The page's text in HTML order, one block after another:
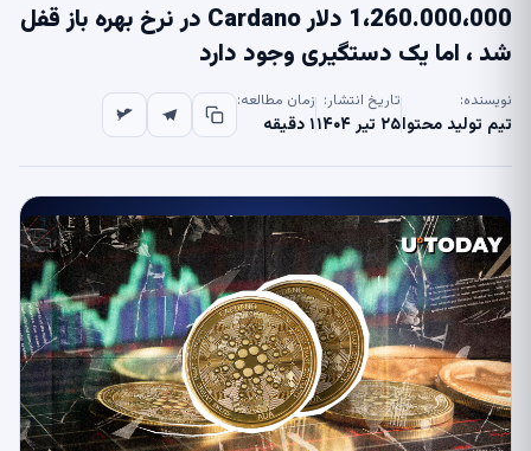
1،260.000،000 دلار Cardano در نرخ بهره باز قفل
شد ، اما یک دستگیری وجود دارد
نویسنده:
تیم تولید محتوا
تاریخ انتشار:
۲۵ تیر ۱۴۰۴
زمان مطالعه:
۱ دقیقه